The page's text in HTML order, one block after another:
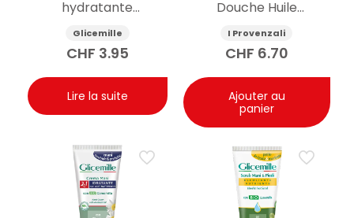
hydratante
antibactérienne pour
les mains avec
Glicemille
CHF 3.95
Lire la suite
Douche Huile
d’Amande Douce
400ml
I Provenzali
CHF 6.70
Ajouter au
panier